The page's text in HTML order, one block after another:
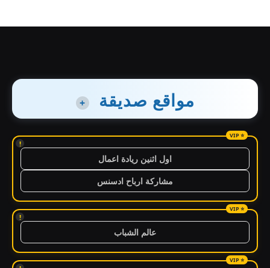
مواقع صديقة +
!
اول اثنين ريادة اعمال
مشاركة ارباح ادسنس
!
عالم الشباب